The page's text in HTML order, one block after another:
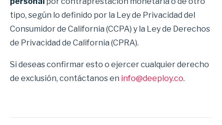
tipo, según lo definido por la Ley de Privacidad del
Consumidor de California (CCPA) y la Ley de Derechos
de Privacidad de California (CPRA).
Si deseas confirmar esto o ejercer cualquier derecho
de exclusión, contáctanos en info@deeploy.co.